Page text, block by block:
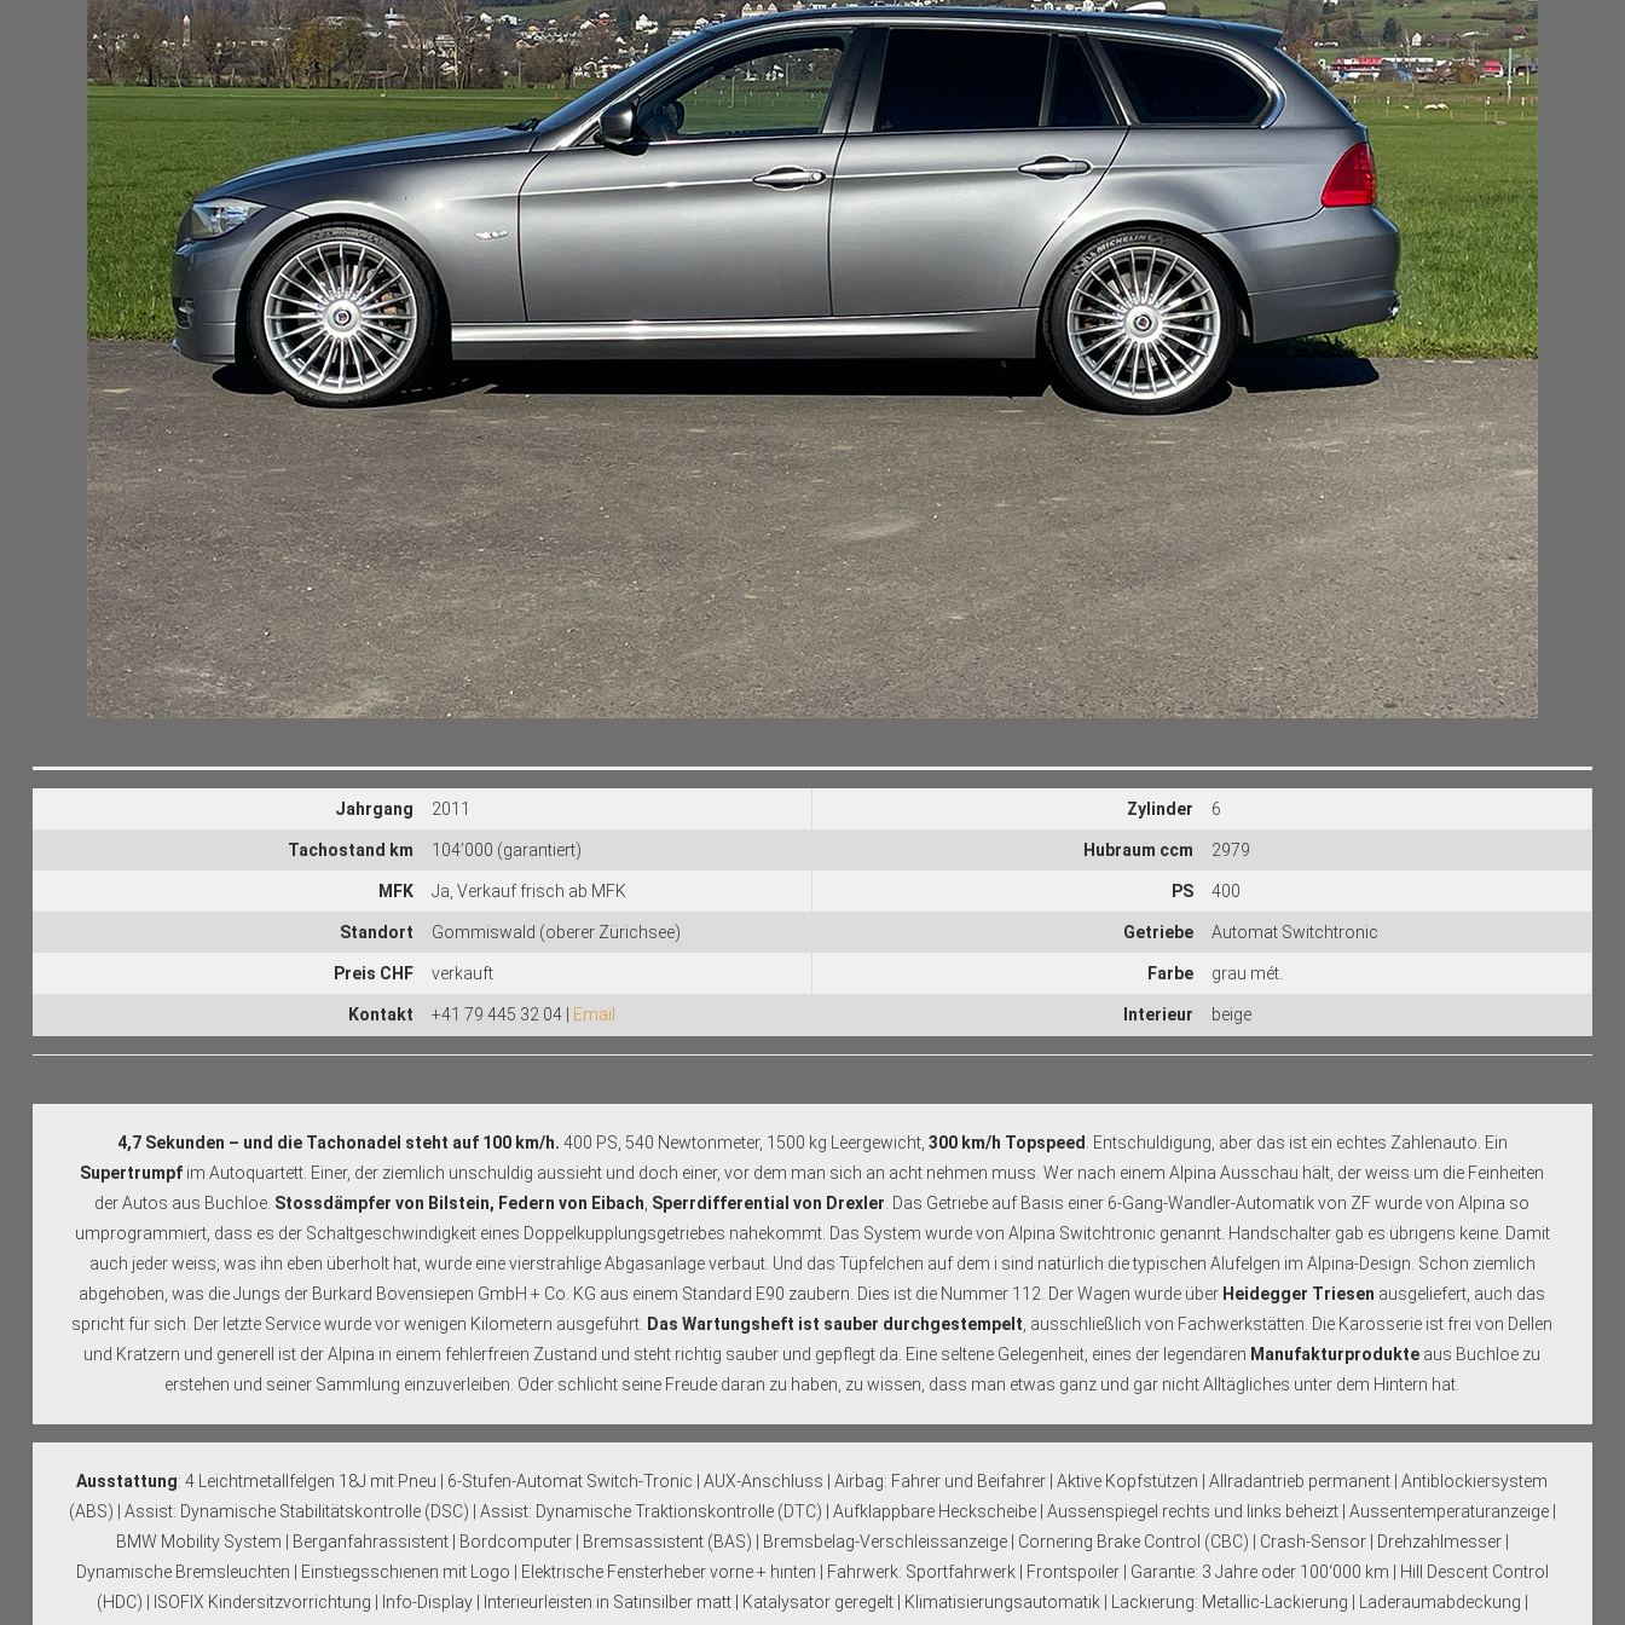
Jahrgang 2011
Tachostand km 104’000 (garantiert)
MFK Ja, Verkauf frisch ab MFK
Standort Gommiswald (oberer Zürichsee)
Preis CHF verkauft
Kontakt +41 79 445 32 04 | Email
Zylinder 6
Hubraum ccm 2979
PS 400
Getriebe Automat Switchtronic
Farbe grau mét.
Interieur beige
4,7 Sekunden – und die Tachonadel steht auf 100 km/h. 400 PS, 540 Newtonmeter, 1500 kg Leergewicht, 300 km/h Topspeed. Entschuldigung, aber das ist ein echtes Zahlenauto. Ein
Supertrumpf im Autoquartett. Einer, der ziemlich unschuldig aussieht und doch einer, vor dem man sich an acht nehmen muss. Wer nach einem Alpina Ausschau hält, der weiss um die Feinheiten
der Autos aus Buchloe. Stossdämpfer von Bilstein, Federn von Eibach, Sperrdifferential von Drexler. Das Getriebe auf Basis einer 6-Gang-Wandler-Automatik von ZF wurde von Alpina so
umprogrammiert, dass es der Schaltgeschwindigkeit eines Doppelkupplungsgetriebes nahekommt. Das System wurde von Alpina Switchtronic genannt. Handschalter gab es übrigens keine. Damit
auch jeder weiss, was ihn eben überholt hat, wurde eine vierstrahlige Abgasanlage verbaut. Und das Tüpfelchen auf dem i sind natürlich die typischen Alufelgen im Alpina-Design. Schon ziemlich
abgehoben, was die Jungs der Burkard Bovensiepen GmbH + Co. KG aus einem Standard E90 zaubern. Dies ist die Nummer 112. Der Wagen wurde über Heidegger Triesen ausgeliefert, auch das
spricht für sich. Der letzte Service wurde vor wenigen Kilometern ausgeführt. Das Wartungsheft ist sauber durchgestempelt, ausschließlich von Fachwerkstätten. Die Karosserie ist frei von Dellen
und Kratzern und generell ist der Alpina in einem fehlerfreien Zustand und steht richtig sauber und gepflegt da. Eine seltene Gelegenheit, eines der legendären Manufakturprodukte aus Buchloe zu
erstehen und seiner Sammlung einzuverleiben. Oder schlicht seine Freude daran zu haben, zu wissen, dass man etwas ganz und gar nicht Alltägliches unter dem Hintern hat.
Ausstattung: 4 Leichtmetallfelgen 18J mit Pneu | 6-Stufen-Automat Switch-Tronic | AUX-Anschluss | Airbag: Fahrer und Beifahrer | Aktive Kopfstützen | Allradantrieb permanent | Antiblockiersystem
(ABS) | Assist: Dynamische Stabilitätskontrolle (DSC) | Assist: Dynamische Traktionskontrolle (DTC) | Aufklappbare Heckscheibe | Aussenspiegel rechts und links beheizt | Aussentemperaturanzeige |
BMW Mobility System | Berganfahrassistent | Bordcomputer | Bremsassistent (BAS) | Bremsbelag-Verschleissanzeige | Cornering Brake Control (CBC) | Crash-Sensor | Drehzahlmesser |
Dynamische Bremsleuchten | Einstiegsschienen mit Logo | Elektrische Fensterheber vorne + hinten | Fahrwerk: Sportfahrwerk | Frontspoiler | Garantie: 3 Jahre oder 100‘000 km | Hill Descent Control
(HDC) | ISOFIX Kindersitzvorrichtung | Info-Display | Interieurleisten in Satinsilber matt | Katalysator geregelt | Klimatisierungsautomatik | Lackierung: Metallic-Lackierung | Laderaumabdeckung |